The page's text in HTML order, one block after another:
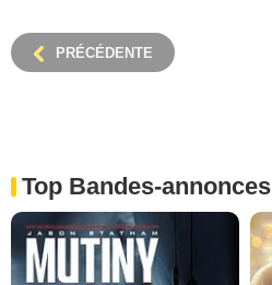
PRÉCÉDENTE
Top Bandes-annonces